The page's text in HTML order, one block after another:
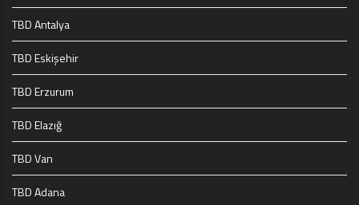
TBD Antalya
TBD Eskişehir
TBD Erzurum
TBD Elazığ
TBD Van
TBD Adana